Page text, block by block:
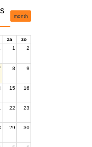
month
za
zo
1 2
8 9
15 16
22 23
29 30